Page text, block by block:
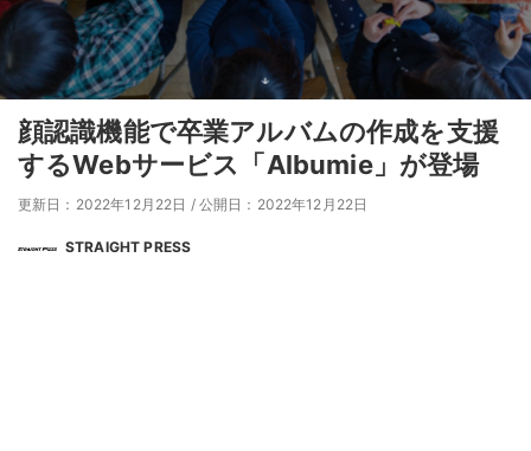
顔認識機能で卒業アルバムの作成を支援
するWebサービス「Albumie」が登場
更新日：2022年12月22日 / 公開日：2022年12月22日
STRAIGHT PRESS